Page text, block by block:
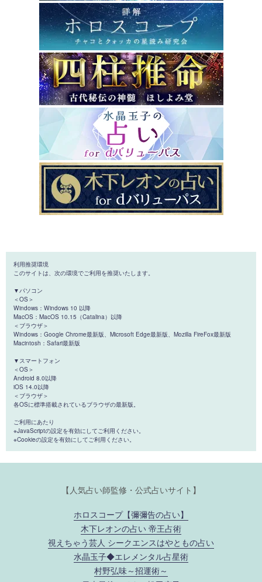
利用推奨環境
このサイトは、次の環境でご利用を推奨いたします。
▼パソコン
＜OS＞
Windows：Windows 10 以降
MacOS：MacOS 10.15（Catalina）以降
＜ブラウザ＞
Windows：Google Chrome最新版、Microsoft Edge最新版、Mozilla FireFox最新版
Macintosh：Safari最新版
▼スマートフォン
＜OS＞
Android 8.0以降
iOS 14.0以降
＜ブラウザ＞
各OSに標準搭載されているブラウザの最新版。
ご利用にあたり
※JavaScriptの設定を有効にしてご利用ください。
※Cookieの設定を有効にしてご利用ください。
【人気占い師監修・公式占いサイト】
ホロスコープ【彌彌告の占い】
木下レオンの占い 帝王占術
視えちゃう芸人 シークエンスはやともの占い
水晶玉子◆エレメンタル占星術
村野弘味～招運術～